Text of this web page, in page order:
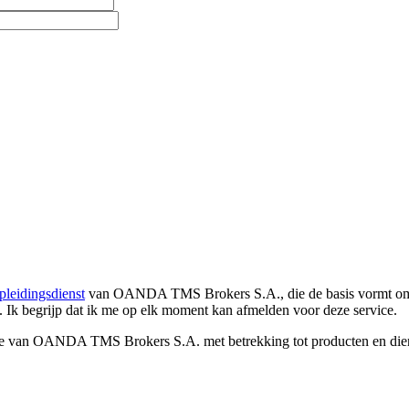
van OANDA TMS Brokers S.A., die de basis vormt
Ik begrijp dat ik me op elk moment kan afmelden voor deze service.
OANDA TMS Brokers S.A. met betrekking tot producten en